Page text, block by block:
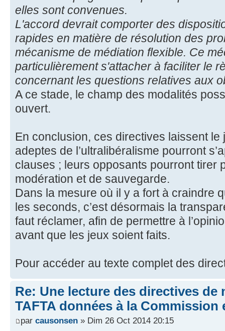
elles sont convenues.
L'accord devrait comporter des
rapides en matière de résolution des
mécanisme de médiation flexible. Ce
particulièrement s'attacher à faciliter le
concernant les questions relatives aux
A ce stade, le champ des modalités
ouvert.
En conclusion, ces directives laissent
adeptes de l’ultralibéralisme pourront
clauses ; leurs opposants pourront tirer
modération et de sauvegarde.
Dans la mesure où il y a fort à craindre
les seconds, c’est désormais la
faut réclamer, afin de permettre à
avant que les jeux soient faits.
Pour accéder au texte complet des
Re: Une lecture des directives de
TAFTA données à la Commission
par causonsen » Dim 26 Oct 2014 20:15